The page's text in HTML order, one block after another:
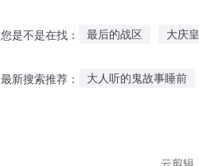
您是不是在找： 最后的战区 大庆
最新搜索推荐： 大人听的鬼故事睡前
云剪辑